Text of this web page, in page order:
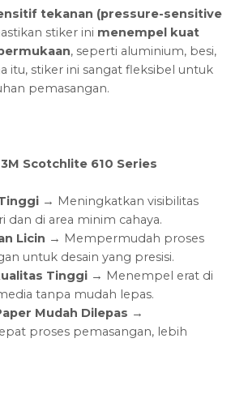
tekanan (pressure-sensitive
stiker ini menempel kuat
, seperti aluminium, besi,
itu, stiker ini sangat fleksibel untuk
pemasangan.
Scotchlite 610 Series
→ Meningkatkan visibilitas
dan di area minim cahaya.
Licin → Mempermudah proses
untuk desain yang presisi.
Tinggi → Menempel erat di
tanpa mudah lepas.
Mudah Dilepas →
proses pemasangan, lebih